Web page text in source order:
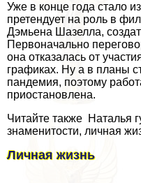
Уже в конце года стало
претендует на роль в
Дэмьена Шазелла,
Первоначально
она отказалась от
графиках. Ну а в планы
пандемия, поэтому
приостановлена.
Читайте также Наталья
знаменитости, личная
Личная жизнь